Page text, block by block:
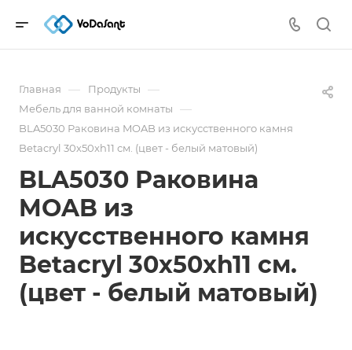
Главная — Продукты —
Мебель для ванной комнаты —
BLA5030 Раковина MOAB из искусственного камня
Betacryl 30х50xh11 см. (цвет - белый матовый)
BLA5030 Раковина
MOAB из
искусственного камня
Betacryl 30х50xh11 см.
(цвет - белый матовый)